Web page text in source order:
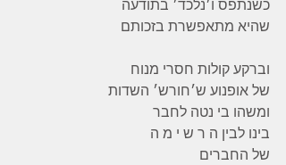
כשנתפס ו׳נלכד׳ בתודעה
שהיא מתאפשרת בזכותם
וברקע קולות חסרי מנוח
של אופנוע ש׳חורש׳ השדות
ומשהו בי נטה לחבר
בינו לבין ה ר ש י מ ה
של החברים